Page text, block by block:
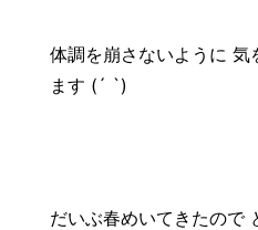
体調を崩さないように 気
ます (´ `)
だいぶ春めいてきたので